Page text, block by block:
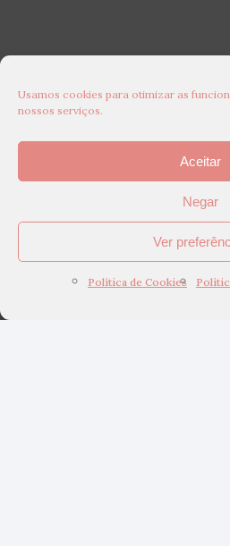
Usamos cookies para otimizar as
nossos serviços.
Aceitar
Negar
Ver
Política de Cookies